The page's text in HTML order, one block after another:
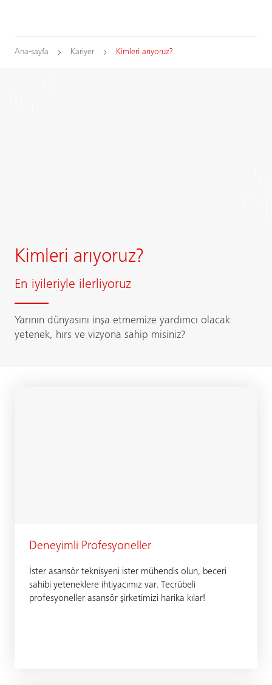
Ana-sayfa Kariyer Kimleri arıyoruz?
Kimleri arıyoruz?
En iyileriyle ilerliyoruz
Yarının dünyasını inşa etmemize yardımcı olacak
yetenek, hırs ve vizyona sahip misiniz?
Deneyimli Profesyoneller
İster asansör teknisyeni ister mühendis olun, beceri
sahibi yeteneklere ihtiyacımız var. Tecrübeli
profesyoneller asansör şirketimizi harika kılar!